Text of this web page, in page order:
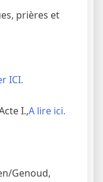
prières et
ICI.
I.,A lire ici.
Genoud,